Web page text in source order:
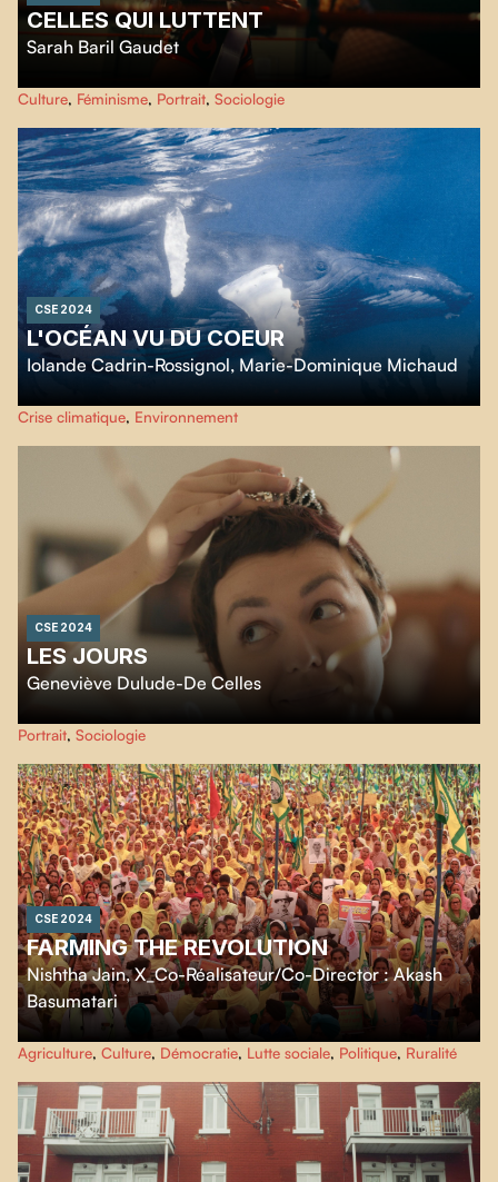
CELLES QUI LUTTENT
Sarah Baril Gaudet
Celles qui luttentdresse le portrait intimiste d’Azaelle, Loue O’Farrell et
LuFisto, trois guerrières du ring pour qui la lutte est à la fois un amour
passionnel et un exutoire des injustices du quotidien.
Culture, Féminisme, Portrait, Sociologie
CSE 2024
L'OCÉAN VU DU COEUR
Iolande Cadrin-Rossignol, Marie-Dominique Michaud
Autrefois perçu comme infini et immuable, l’Océan subit désormais l’impact
alarmant de nos actions sur sa biodiversité et sa température.
cœurmet en lumière sa fragilité et sa remarquable faculté de régénération,
tout en soulignant l'importance cruciale de sa préservation.
Crise climatique, Environnement
CSE 2024
LES JOURS
Geneviève Dulude-De Celles
Sans fausse pudeur, un regard direct et honnête sur une jeune femme en
lutte contre un cancer du sein.
Portrait, Sociologie
CSE 2024
FARMING THE REVOLUTION
Nishtha Jain,X_Co-Réalisateur/Co-Director : Akash
Basumatari
Farming the Revolution nous emmène au cœur des protestations massives
qui durent depuis un an contre les lois agricoles injustes du gouvernement
indien. L’équipe du film vit parmi le demi-million d’agriculteurs pour nous
faire vivre la texture quotidienne et l’esprit indomptable de ce mouvement
historique.
Agriculture, Culture, Démocratie, Lutte sociale, Politique, Ruralité